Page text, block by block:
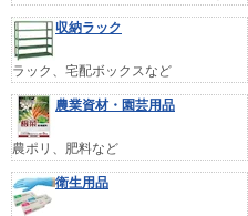
収納ラック
ラック、宅配ボックスなど
農業資材・園芸用品
農ポリ、肥料など
衛生用品